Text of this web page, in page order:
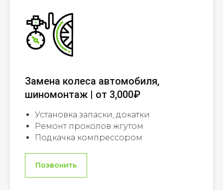
Замена колеса автомобиля,
шиномонтаж | от 3,000₽
Установка запаски, докатки
Ремонт проколов жгутом
Подкачка компрессором
Позвонить